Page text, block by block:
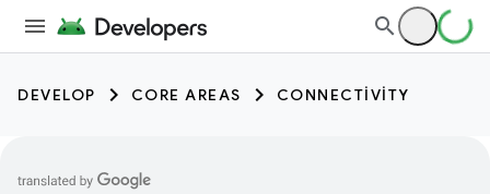
DEVELOP CORE AREAS CONNECTIVITY